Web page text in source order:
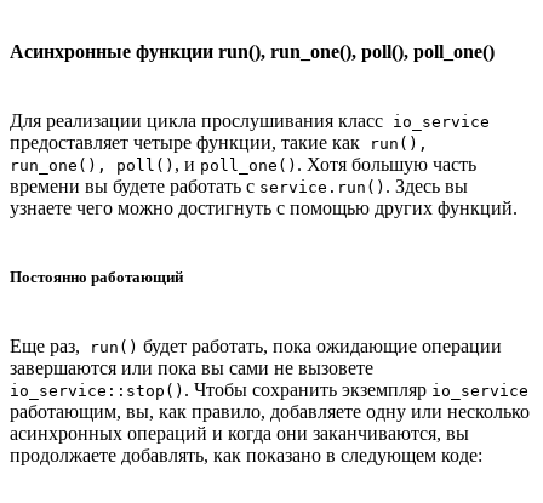
Асинхронные функции run(), run_one(), poll(), poll_one()
Для реализации цикла прослушивания класс io_service
предоставляет четыре функции, такие как run(),
run_one(), poll() , и poll_one() . Хотя большую часть
времени вы будете работать с service.run() . Здесь вы
узнаете чего можно достигнуть с помощью других функций.
Постоянно работающий
Еще раз, run() будет работать, пока ожидающие операции
завершаются или пока вы сами не вызовете
io_service::stop() . Чтобы сохранить экземпляр io_service
работающим, вы, как правило, добавляете одну или несколько
асинхронных операций и когда они заканчиваются, вы
продолжаете добавлять, как показано в следующем коде: